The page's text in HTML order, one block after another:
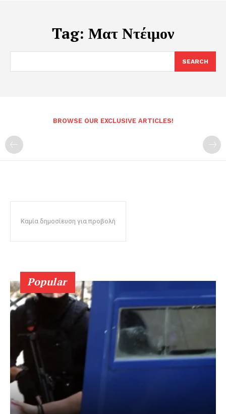
Tag: Ματ Ντέιμον
SEARCH
BROWSE OUR EXCLUSIVE ARTICLES!
Καμία δημοσίευση για προβολή
Popular